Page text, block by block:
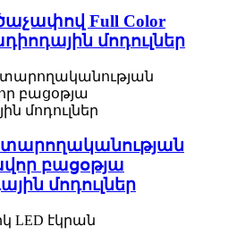
Full Color
մոդուլներ
բացօթյա
մոդուլներ